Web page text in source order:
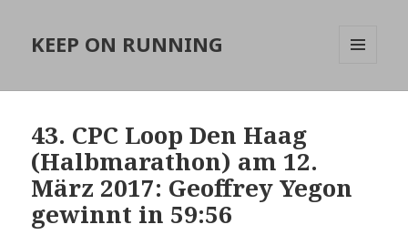
KEEP ON RUNNING
43. CPC Loop Den Haag
(Halbmarathon) am 12.
März 2017: Geoffrey Yegon
gewinnt in 59:56